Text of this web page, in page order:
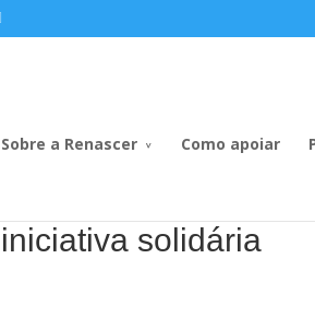
Sobre a Renascer Como apoiar
solidária